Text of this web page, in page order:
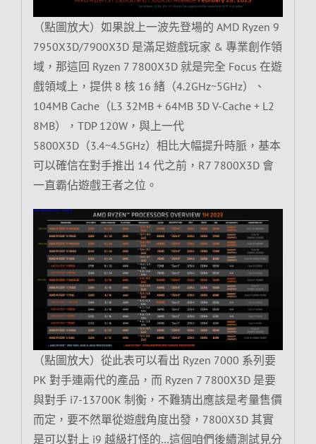
（點圖放大）如果說上一波先登場的 AMD Ryzen 9
7950X3D/7900X3D 是滿足遊戲玩家 & 專業創作領
域，那這回 Ryzen 7 7800X3D 就是完全 Focus 在遊
戲領域上，提供 8 核 16 緒（4.2GHz~5GHz）、
104MB Cache（L3 32MB + 64MB 3D V-Cache + L2
8MB），TDP 120W，與上一代
5800X3D（3.4~4.5GHz）相比大幅提升時脈，基本
可以確信在對手推出 14 代之前，R7 7800X3D 會
一直霸佔遊戲王者之位。
（點圖放大）從此表可以看出 Ryzen 7000 系列要
PK 對手連兩代的產品，而 Ryzen 7 7800X3D 是要
與對手 i7-13700K 制衡，不難猜出應該是考量售價
而定，要不然單從遊戲角度出發，7800X3D 其實
是可以對上 i9 越級打怪的…這個咱們後續測試見分